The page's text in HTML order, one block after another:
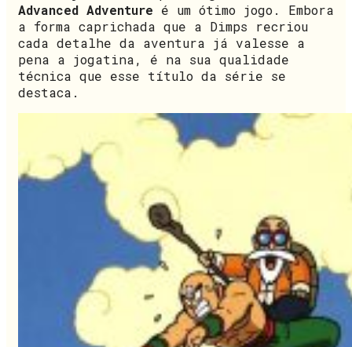
Advanced Adventure é um ótimo jogo. Embora
a forma caprichada que a Dimps recriou
cada detalhe da aventura já valesse a
pena a jogatina, é na sua qualidade
técnica que esse título da série se
destaca.